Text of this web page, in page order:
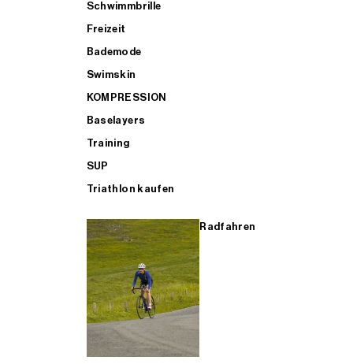
Schwimmbrille
Freizeit
Bademode
Swimskin
KOMPRESSION
Baselayers
Training
SUP
Triathlon kaufen
Radfahren